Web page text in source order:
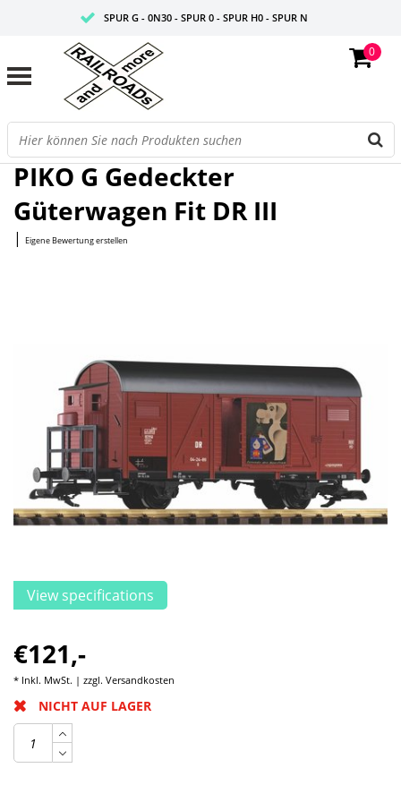
SPUR G - 0N30 - SPUR 0 - SPUR H0 - SPUR N
0
Startseite/G Gedeckter Güterwagen Fit DR III
PIKO G Gedeckter
Güterwagen Fit DR III
| Eigene Bewertung erstellen
View specifications
€121,-
* Inkl. MwSt. | zzgl. Versandkosten
NICHT AUF LAGER